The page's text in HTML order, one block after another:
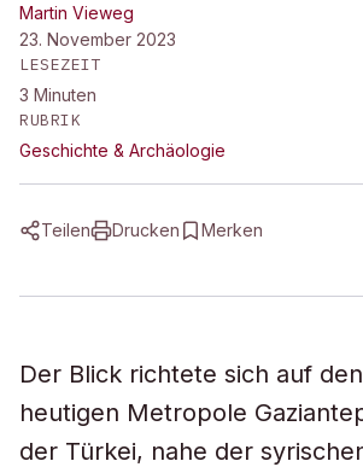
Martin Vieweg
23. November 2023
LESEZEIT
3 Minuten
RUBRIK
Geschichte & Archäologie
Teilen Drucken Merken
Der Blick richtete sich auf
heutigen Metropole
der Türkei, nahe der